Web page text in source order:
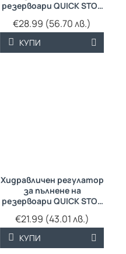
резервоари QUICK STOP
11/2"
€28.99 (56.70 лв.)
КУПИ
Хидравличен регулатор
за пълнене на
резервоари QUICK STOP
3/4"
€21.99 (43.01 лв.)
КУПИ